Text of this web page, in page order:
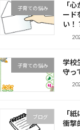
子育ての悩み
「
ード
い！
子育ての悩み
学校
守っ
ブログ
「
衝撃